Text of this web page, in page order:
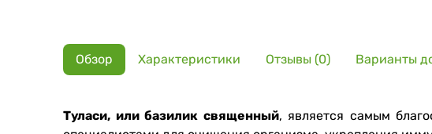
Обзор Характеристики Отзывы (0) Варианты
Туласи, или базилик священный, является самым